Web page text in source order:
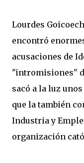
Lourdes
encontró
acusaciones de
"intromisiones"
sacó a la luz
que la también
Industria y
organización